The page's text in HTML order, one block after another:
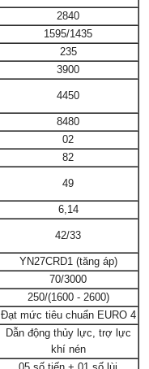
2840
1595/1435
235
3900
4450
8480
02
82
49
6,14
42/33
YN27CRD1 (tăng áp)
70/3000
250/(1600 - 2600)
Đạt mức tiêu chuẩn EURO 4
Dẫn động thủy lực, trợ lực
khí nén